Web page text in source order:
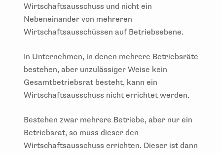
Wirtschaftsausschuss und nicht ein
Nebeneinander von mehreren
Wirtschaftsausschüssen auf Betriebsebene.
In Unternehmen, in denen mehrere Betriebsräte
bestehen, aber unzulässiger Weise kein
Gesamtbetriebsrat besteht, kann ein
Wirtschaftsausschuss nicht errichtet werden.
Bestehen zwar mehrere Betriebe, aber nur ein
Betriebsrat, so muss dieser den
Wirtschaftsausschuss errichten. Dieser ist dann